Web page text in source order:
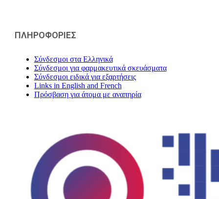
ΠΛΗΡΟΦΟΡΙΕΣ
Σύνδεσμοι στα Ελληνικά
Σύνδεσμοι για φαρμακευτικά σκευάσματα
Σύνδεσμοι ειδικά για εξαρτήσεις
Links in English and French
Πρόσβαση για άτομα με αναπηρία